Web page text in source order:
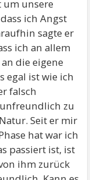
um unsere
ich Angst
sagte er
ich an allem
die eigene
egal ist wie ich
falsch
zu
Seit er mir
hat war ich
passiert ist, ist
ihm zurück